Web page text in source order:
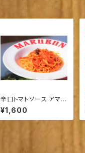
辛口トマトソース アマト
リチャーナ【ソース２食
入り】
¥1,600